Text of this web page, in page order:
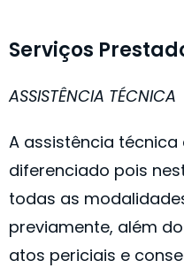
Serviços
ASSISTÊNCIA TÉCNICA
A assistência técnica
diferenciado pois
todas as
previamente, além
atos periciais e